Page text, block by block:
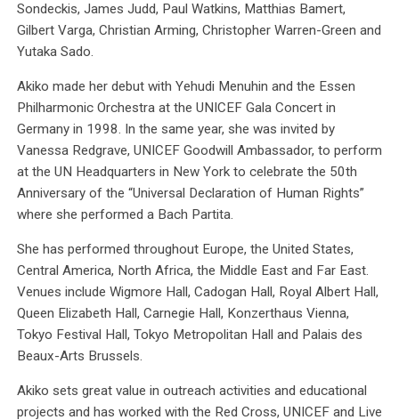
Sondeckis, James Judd, Paul Watkins, Matthias Bamert,
Gilbert Varga, Christian Arming, Christopher Warren-Green and
Yutaka Sado.
Akiko made her debut with Yehudi Menuhin and the Essen
Philharmonic Orchestra at the UNICEF Gala Concert in
Germany in 1998. In the same year, she was invited by
Vanessa Redgrave, UNICEF Goodwill Ambassador, to perform
at the UN Headquarters in New York to celebrate the 50th
Anniversary of the “Universal Declaration of Human Rights”
where she performed a Bach Partita.
She has performed throughout Europe, the United States,
Central America, North Africa, the Middle East and Far East.
Venues include Wigmore Hall, Cadogan Hall, Royal Albert Hall,
Queen Elizabeth Hall, Carnegie Hall, Konzerthaus Vienna,
Tokyo Festival Hall, Tokyo Metropolitan Hall and Palais des
Beaux-Arts Brussels.
Akiko sets great value in outreach activities and educational
projects and has worked with the Red Cross, UNICEF and Live